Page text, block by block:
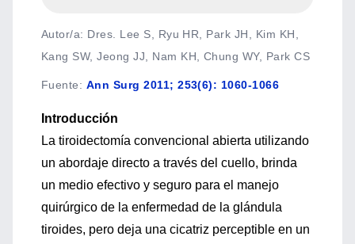
Autor/a: Dres. Lee S, Ryu HR, Park JH, Kim KH,
Kang SW, Jeong JJ, Nam KH, Chung WY, Park CS
Fuente: Ann Surg 2011; 253(6): 1060-1066
Introducción
La tiroidectomía convencional abierta utilizando
un abordaje directo a través del cuello, brinda
un medio efectivo y seguro para el manejo
quirúrgico de la enfermedad de la glándula
tiroides, pero deja una cicatriz perceptible en un